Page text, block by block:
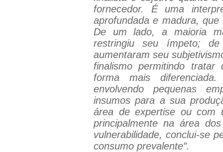
fornecedor. É uma
aprofundada e madura,
De um lado, a maioria
restringiu seu ímpeto;
aumentaram seu
finalismo permitindo
forma mais
envolvendo pequenas
insumos para a sua
área de expertise ou com
principalmente na área
vulnerabilidade, conclui-se
consumo prevalente”.